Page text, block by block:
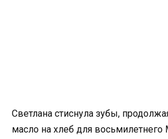
Светлана стиснула зубы,
масло на хлеб для